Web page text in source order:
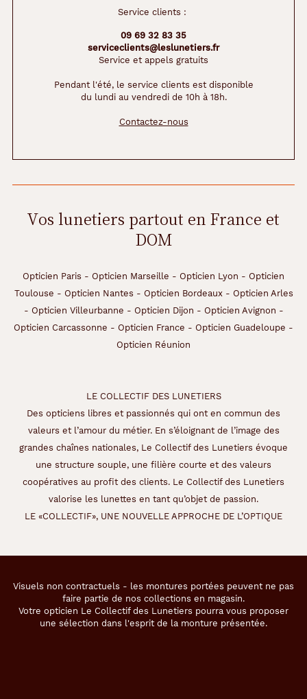
Service clients :
09 69 32 83 35
serviceclients@leslunetiers.fr
Service et appels gratuits
Pendant l'été, le service clients est disponible
du lundi au vendredi de 10h à 18h.
Contactez-nous
Vos lunetiers partout en France et
DOM
Opticien Paris - Opticien Marseille - Opticien Lyon - Opticien
Toulouse - Opticien Nantes - Opticien Bordeaux- Opticien Arles
- Opticien Villeurbanne - Opticien Dijon - Opticien Avignon -
Opticien Carcassonne - Opticien France - Opticien Guadeloupe -
Opticien Réunion
LE COLLECTIF DES LUNETIERS
Des opticiens libres et passionnés qui ont en commun des
valeurs et l’amour du métier. En s’éloignant de l’image des
grandes chaînes nationales, Le Collectif des Lunetiers évoque
une structure souple, une filière courte et des valeurs
coopératives au profit des clients. Le Collectif des Lunetiers
valorise les lunettes en tant qu’objet de passion.
LE «COLLECTIF», UNE NOUVELLE APPROCHE DE L’OPTIQUE
Visuels non contractuels - les montures portées peuvent ne pas
faire partie de nos collections en magasin.
Votre opticien Le Collectif des Lunetiers pourra vous proposer
une sélection dans l'esprit de la monture présentée.